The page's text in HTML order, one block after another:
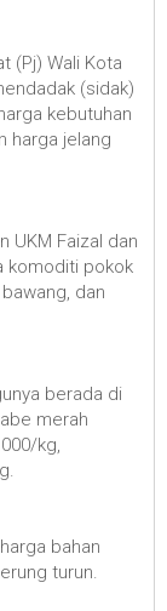
(Pj) Wali Kota
(sidak)
kebutuhan
harga jelang
UKM Faizal dan
komoditi pokok
dan
berada di
merah
kg,
bahan
turun.